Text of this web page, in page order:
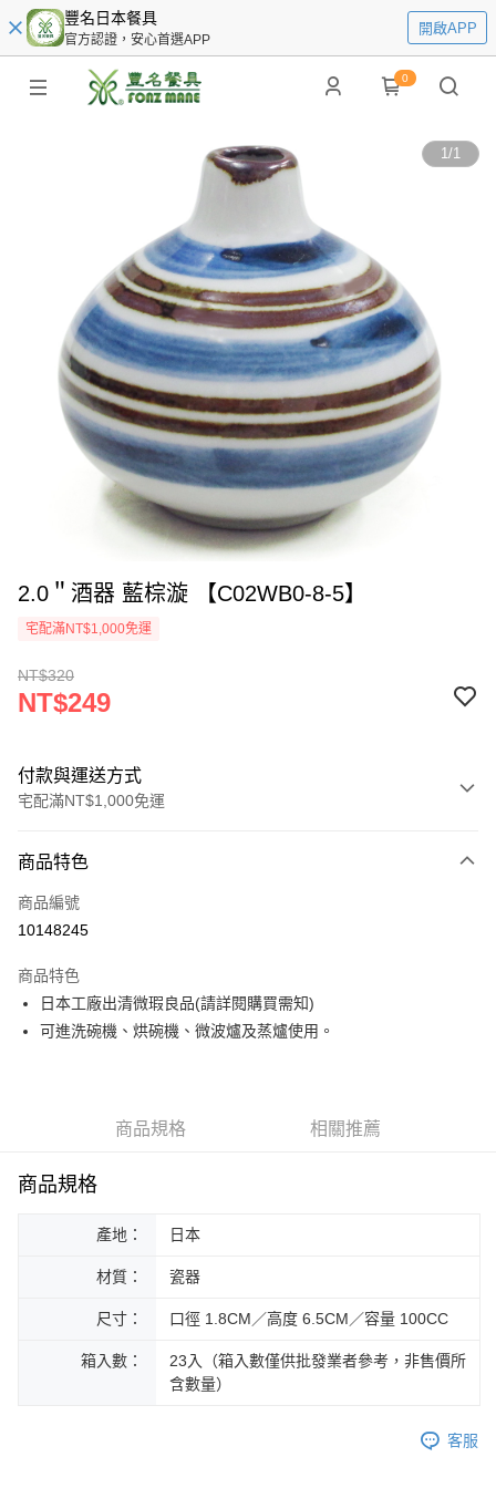
豐名日本餐具
官方認證，安心首選APP
開啟APP
0
1/1
2.0＂酒器 藍棕漩 【C02WB0-8-5】
宅配滿NT$1,000免運
NT$320
NT$249
付款與運送方式
宅配滿NT$1,000免運
信用卡一次付款
LINE Pay
街口支付
悠遊付
運送方式
每筆NT$200，滿NT$1,000(含以上)免運費
黑貓外島宅配
每筆NT$360
商品特色
商品編號
10148245
商品特色
日本工廠出清微瑕良品(請詳閱購買需知)
可進洗碗機、烘碗機、微波爐及蒸爐使用。
商品規格 相關推薦
商品規格
產地： 日本
材質： 瓷器
尺寸： 口徑 1.8CM／高度 6.5CM／容量 100CC
箱入數：
23入（箱入數僅供批發業者參考，非售價所
含數量）
客服